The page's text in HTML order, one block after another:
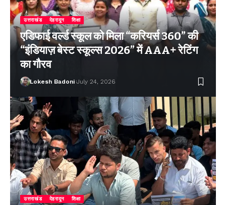
उत्तराखंड देहरादून शिक्षा
एडिफाई वर्ल्ड स्कूल को मिला “करियर्स 360” की
“इंडियाज़ बेस्ट स्कूल्स 2026” में AAA+ रेटिंग
का गौरव
Lokesh Badoni July 24, 2026
उत्तराखंड देहरादून शिक्षा